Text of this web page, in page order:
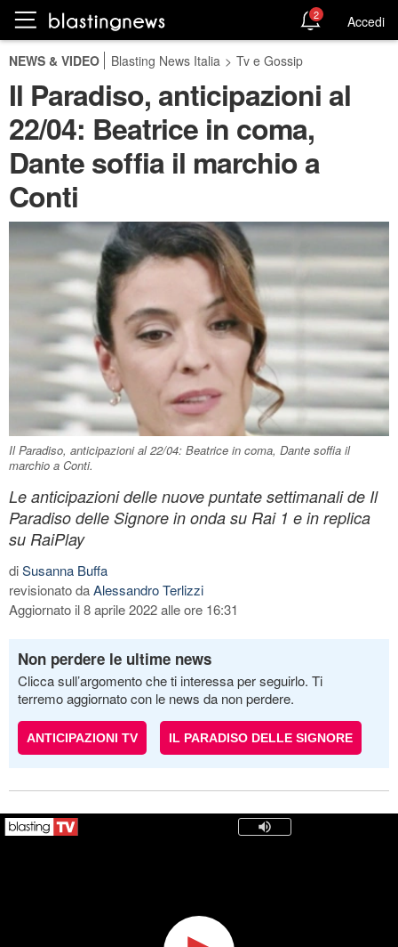
2 Accedi
NEWS & VIDEO Blasting News Italia > Tv e Gossip
Il Paradiso, anticipazioni al
22/04: Beatrice in coma,
Dante soffia il marchio a
Conti
Il Paradiso, anticipazioni al 22/04: Beatrice in coma, Dante soffia il
marchio a Conti.
Le anticipazioni delle nuove puntate settimanali de Il
Paradiso delle Signore in onda su Rai 1 e in replica
su RaiPlay
diSusanna Buffa
revisionato daAlessandro Terlizzi
Aggiornato il 8 aprile 2022 alle ore 16:31
Non perdere le ultime news
Clicca sull’argomento che ti interessa per seguirlo. Ti
terremo aggiornato con le news da non perdere.
ANTICIPAZIONI TV IL PARADISO DELLE SIGNORE